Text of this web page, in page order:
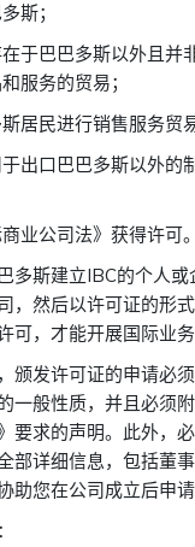
斯；
于巴巴多斯以外且并
服务的贸易；
居民进行销售服务贸易
出口巴巴多斯以外的
业公司法》获得许可。
多斯建立IBC的个人
，然后以许可证的形
可，才能开展国际业务
颁发许可证的申请必
一般性质，并且必须
要求的声明。此外，
部详细信息，包括董
助您在公司成立后申请